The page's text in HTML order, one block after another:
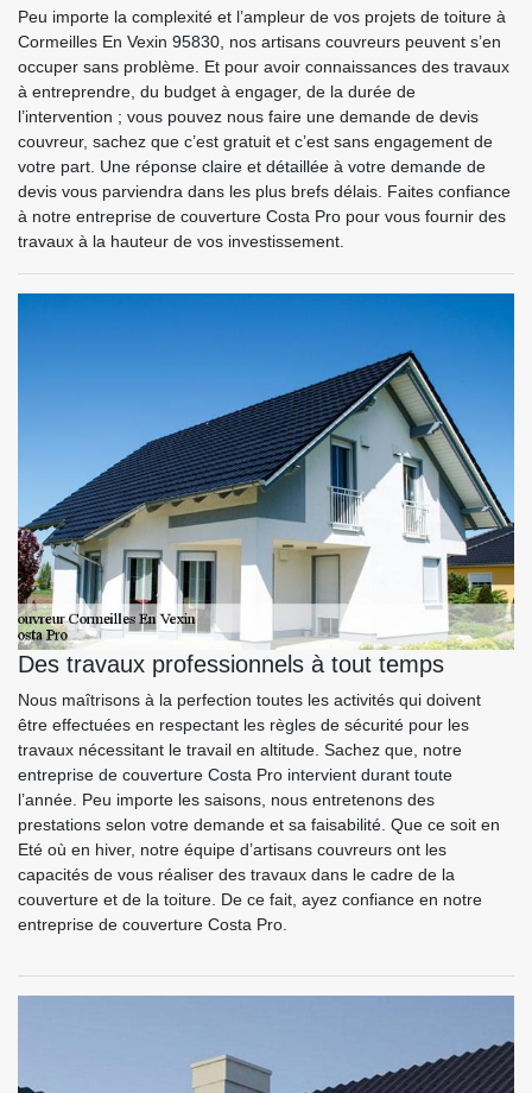
Peu importe la complexité et l’ampleur de vos projets de toiture à
Cormeilles En Vexin 95830, nos artisans couvreurs peuvent s’en
occuper sans problème. Et pour avoir connaissances des travaux
à entreprendre, du budget à engager, de la durée de
l’intervention ; vous pouvez nous faire une demande de devis
couvreur, sachez que c’est gratuit et c’est sans engagement de
votre part. Une réponse claire et détaillée à votre demande de
devis vous parviendra dans les plus brefs délais. Faites confiance
à notre entreprise de couverture Costa Pro pour vous fournir des
travaux à la hauteur de vos investissement.
Des travaux professionnels à tout temps
Nous maîtrisons à la perfection toutes les activités qui doivent
être effectuées en respectant les règles de sécurité pour les
travaux nécessitant le travail en altitude. Sachez que, notre
entreprise de couverture Costa Pro intervient durant toute
l’année. Peu importe les saisons, nous entretenons des
prestations selon votre demande et sa faisabilité. Que ce soit en
Eté où en hiver, notre équipe d’artisans couvreurs ont les
capacités de vous réaliser des travaux dans le cadre de la
couverture et de la toiture. De ce fait, ayez confiance en notre
entreprise de couverture Costa Pro.